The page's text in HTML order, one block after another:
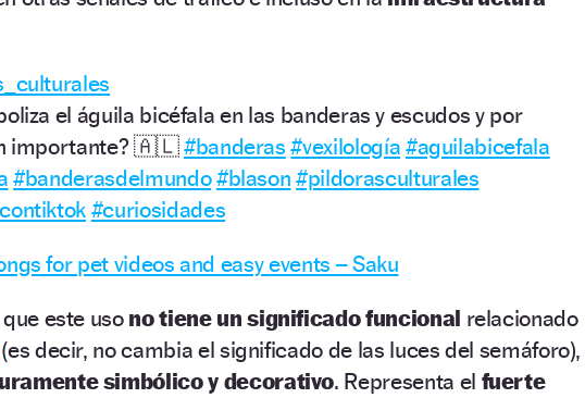
el águila bicéfala en las banderas y escudos y por
importante? 🇦🇱#banderas #vexilología #aguilabicefala
#banderasdelmundo#blason #pildorasculturales
#curiosidades
for pet videos and easy events – Saku
este usono tiene un significado funcional relacionado
decir, no cambia el significado de las luces del semáforo),
simbólico y decorativo. Representa el fuerte